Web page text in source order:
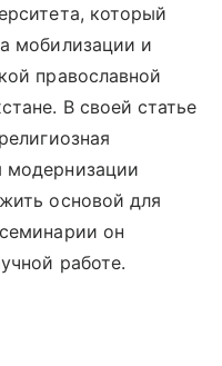
который
мобилизации и
православной
В своей статье
модернизации
основой для
он
работе.